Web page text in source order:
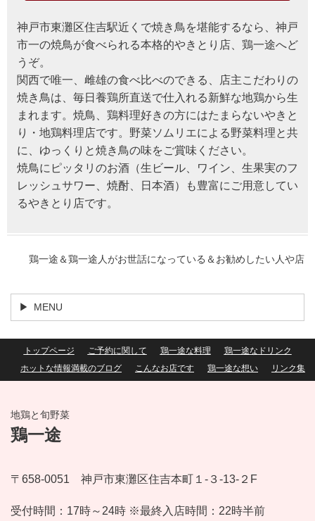
神戸市東灘区住吉駅近くで焼き鳥を堪能するなら、神戸
市一の焼鳥が食べられる本格的やきとり店、鶏一途へど
うぞ。
関西で唯一、雌雄の食べ比べのできる、店主こだわりの
焼き鳥は、毎日養鶏所直送で仕入れる新鮮な地鶏から生
まれます。焼鳥、鶏料理好きの方にはたまらないやきと
り・地鶏料理店です。野菜ソムリエによる野菜料理と共
に、ゆっくりと焼き鳥の味をご賞味ください。
焼鳥にピッタリのお酒（生ビール、ワイン、生果実のフ
レッシュサワー、焼酎、日本酒）も豊富にご用意してい
るやきとり店です。
鶏一途＆鶏一途人がお世話になっている＆お勧めしたい人や店
MENU
トップページ ご予約に関して 鶏一途な料理
鶏一途なドリンク
ホットな情報満載のブログ
こんなお店です 鶏一途な想い リンク集
地鶏と旬野菜
鶏一途
〒658-0051 神戸市東灘区住吉本町１-３-13-２F
受付時間： 17時～24時 ※最終入店時間：22時半前